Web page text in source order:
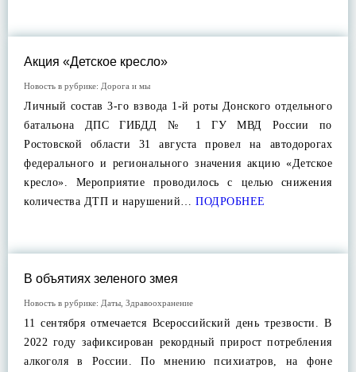
Акция «Детское кресло»
Новость в рубрике: Дорога и мы
Личный состав 3-го взвода 1-й роты Донского отдельного
батальона ДПС ГИБДД № 1 ГУ МВД России по
Ростовской области 31 августа провел на автодорогах
федерального и регионального значения акцию «Детское
кресло». Мероприятие проводилось с целью снижения
количества ДТП и нарушений… ПОДРОБНЕЕ
В объятиях зеленого змея
Новость в рубрике: Даты Здравоохранение
11 сентября отмечается Всероссийский день трезвости. В
2022 году зафиксирован рекордный прирост потребления
алкоголя в России. По мнению психиатров, на фоне